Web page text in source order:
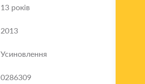
13 років
2013
Усиновлення
0286309